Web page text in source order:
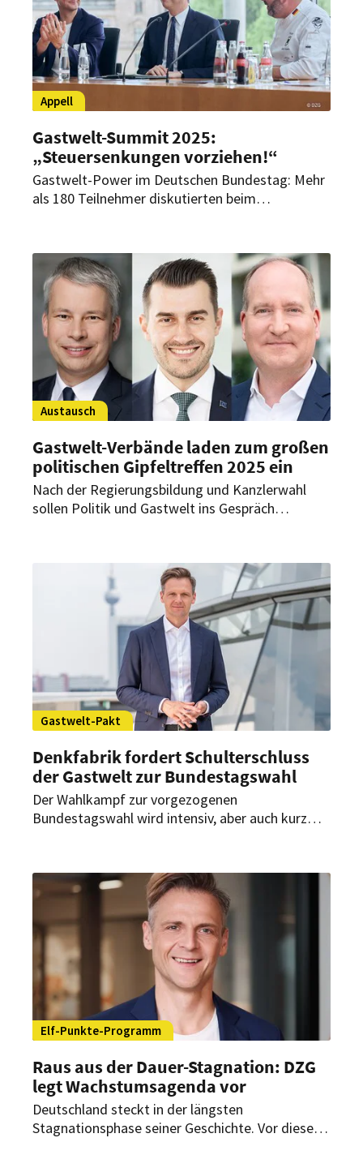
Appell
Gastwelt-Summit 2025:
„Steuersenkungen vorziehen!“
Gastwelt-Power im Deutschen Bundestag: Mehr
als 180 Teilnehmer diskutierten beim
neuen Regierung. Dabei wurde eines immer
wieder deutlich gemacht: Die im
Koalitionsvertrag beschlossenen
Steuersenkungen dürfen nicht erst zum
Jahreswechsel kommen.
Austausch
Gastwelt-Verbände laden zum großen
politischen Gipfeltreffen 2025 ein
Nach der Regierungsbildung und Kanzlerwahl
sollen Politik und Gastwelt ins Gespräch
mit weiteren Branchenverbänden zum Gastwelt-
Summit 2025 nach Berlin ein.
Gastwelt-Pakt
Denkfabrik fordert Schulterschluss
der Gastwelt zur Bundestagswahl
Der Wahlkampf zur vorgezogenen
Bundestagswahl wird intensiv, aber auch kurz
(DZG). Sie fordert deshalb einen „Gastwelt-
Pakt“, um mit einer gemeinsamen Strategie
Branchenthemen erfolgreich zu platzieren.
Elf-Punkte-Programm
Raus aus der Dauer-Stagnation: DZG
legt Wachstumsagenda vor
Deutschland steckt in der längsten
Stagnationsphase seiner Geschichte. Vor diesem